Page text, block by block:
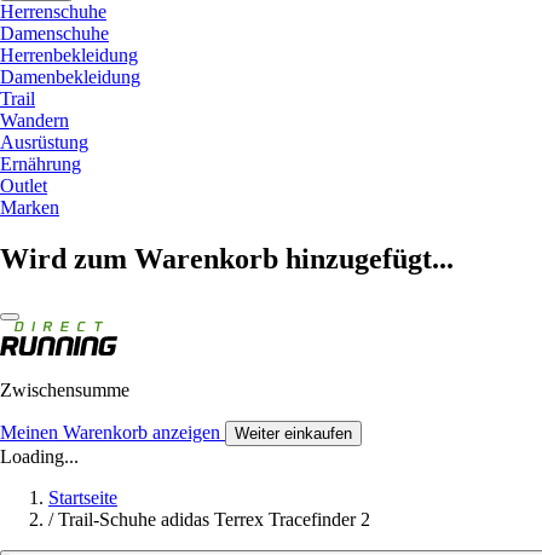
Herrenschuhe
Damenschuhe
Herrenbekleidung
Damenbekleidung
Trail
Wandern
Ausrüstung
Ernährung
Outlet
Marken
Wird zum Warenkorb hinzugefügt...
Zwischensumme
Meinen Warenkorb anzeigen Weiter einkaufen
Loading...
Startseite
/ Trail-Schuhe adidas Terrex Tracefinder 2